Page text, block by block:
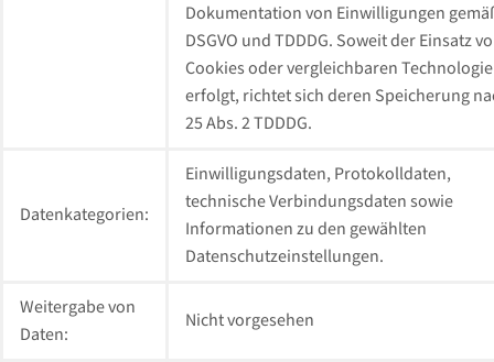
Dokumentation von Einwilligungen
DSGVO und TDDDG. Soweit der Einsatz
Cookies oder vergleichbaren
erfolgt, richtet sich deren Speicherung
25 Abs. 2 TDDDG.
Datenkategorien:
Einwilligungsdaten, Protokolldaten,
technische Verbindungsdaten sowie
Informationen zu den gewählten
Datenschutzeinstellungen.
Weitergabe von
Daten:
Nicht vorgesehen